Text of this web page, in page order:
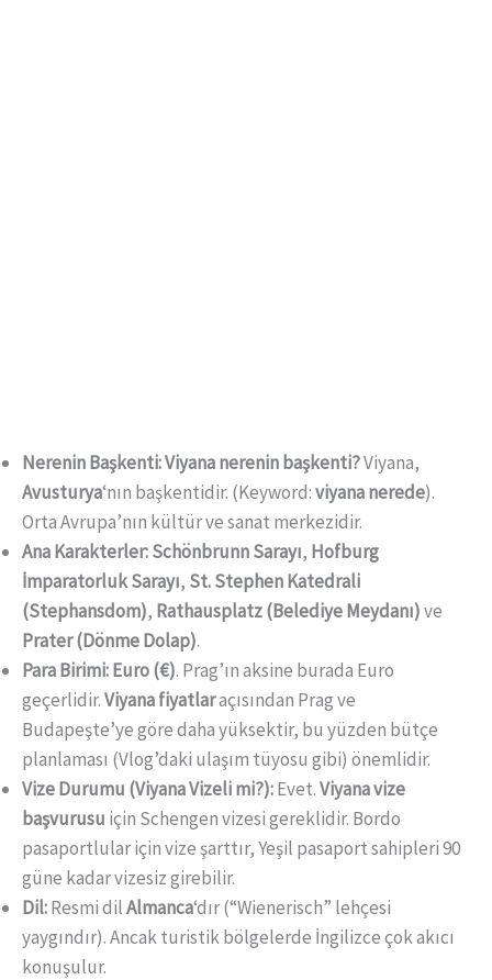
Nerenin Başkenti:Viyana nerenin başkenti?Viyana,
Avusturya‘nın başkentidir. (Keyword:viyana nerede).
Orta Avrupa’nın kültür ve sanat merkezidir.
Ana Karakterler:Schönbrunn Sarayı, Hofburg
İmparatorluk Sarayı, St. Stephen Katedrali
(Stephansdom), Rathausplatz (Belediye Meydanı)ve
Prater (Dönme Dolap).
Para Birimi:Euro (€). Prag’ın aksine burada Euro
geçerlidir.Viyana fiyatlaraçısından Prag ve
Budapeşte’ye göre daha yüksektir, bu yüzden bütçe
planlaması (Vlog’daki ulaşım tüyosu gibi) önemlidir.
Vize Durumu (Viyana Vizeli mi?):Evet.Viyana vize
başvurusu için Schengen vizesi gereklidir. Bordo
pasaportlular için vize şarttır, Yeşil pasaport sahipleri 90
güne kadar vizesiz girebilir.
Dil:Resmi dilAlmanca‘dır (“Wienerisch” lehçesi
yaygındır). Ancak turistik bölgelerde İngilizce çok akıcı
konuşulur.